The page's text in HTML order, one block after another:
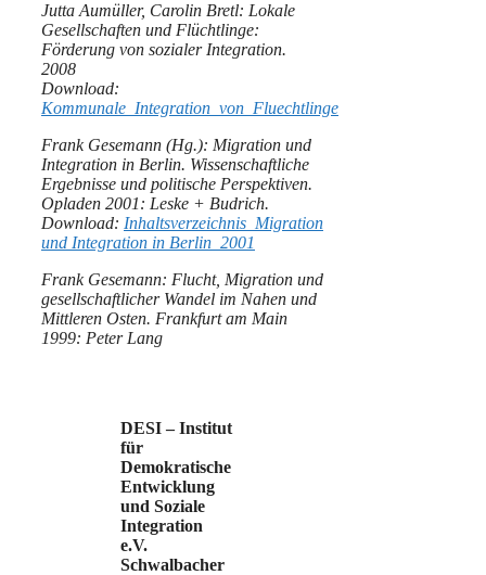
Jutta Aumüller, Carolin Bretl: Lokale
Gesellschaften und Flüchtlinge:
Förderung von sozialer Integration.
2008
Download:
Kommunale_Integration_von_Fluechtlinge
Frank Gesemann (Hg.): Migration und
Integration in Berlin. Wissenschaftliche
Ergebnisse und politische Perspektiven.
Opladen 2001: Leske + Budrich.
Download: Inhaltsverzeichnis_Migration
und Integration in Berlin_2001
Frank Gesemann: Flucht, Migration und
gesellschaftlicher Wandel im Nahen und
Mittleren Osten. Frankfurt am Main
1999: Peter Lang
DESI – Institut
für
Demokratische
Entwicklung
und Soziale
Integration
e.V.
Schwalbacher